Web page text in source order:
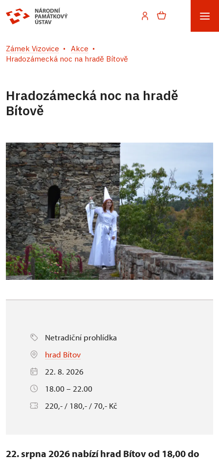
Zámek Vizovice
Akce
Hradozámecká noc na hradě Bítově
Hradozámecká noc na hradě
Bítově
Netradiční prohlídka
hrad Bítov
22. 8. 2026
18.00 – 22.00
220,- / 180,- / 70,- Kč
22. srpna 2026 nabízí hrad Bítov od 18,00 do